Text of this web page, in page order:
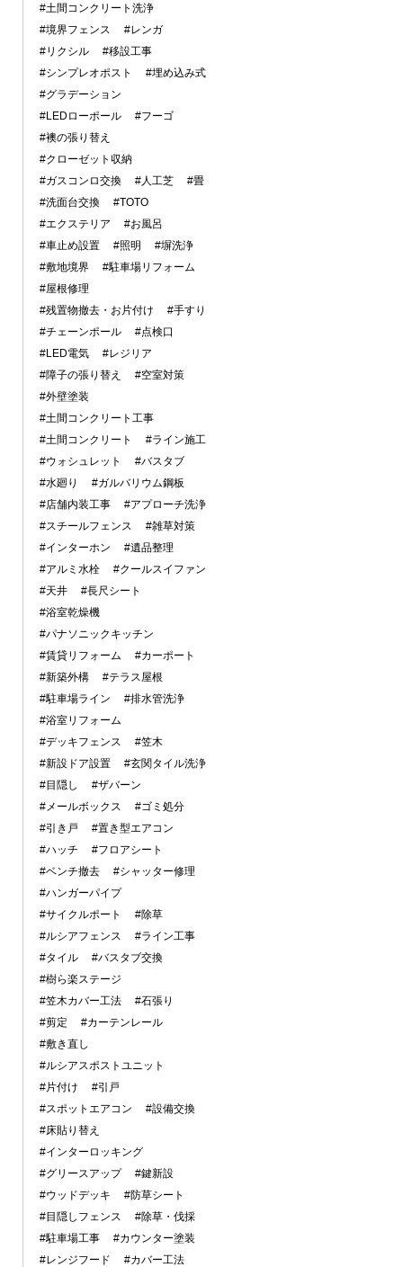
#土間コンクリート洗浄
#境界フェンス
#レンガ
#リクシル
#移設工事
#シンプレオポスト
#埋め込み式
#グラデーション
#LEDローポール
#フーゴ
#襖の張り替え
#クローゼット収納
#ガスコンロ交換
#人工芝
#畳
#洗面台交換
#TOTO
#エクステリア
#お風呂
#車止め設置
#照明
#塀洗浄
#敷地境界
#駐車場リフォーム
#屋根修理
#残置物撤去・お片付け
#手すり
#チェーンポール
#点検口
#LED電気
#レジリア
#障子の張り替え
#空室対策
#外壁塗装
#土間コンクリート工事
#土間コンクリート
#ライン施工
#ウォシュレット
#バスタブ
#水廻り
#ガルバリウム鋼板
#店舗内装工事
#アプローチ洗浄
#スチールフェンス
#雑草対策
#インターホン
#遺品整理
#アルミ水栓
#クールスイファン
#天井
#長尺シート
#浴室乾燥機
#パナソニックキッチン
#賃貸リフォーム
#カーポート
#新築外構
#テラス屋根
#駐車場ライン
#排水管洗浄
#浴室リフォーム
#デッキフェンス
#笠木
#新設ドア設置
#玄関タイル洗浄
#目隠し
#ザバーン
#メールボックス
#ゴミ処分
#引き戸
#置き型エアコン
#ハッチ
#フロアシート
#ベンチ撤去
#シャッター修理
#ハンガーパイプ
#サイクルポート
#除草
#ルシアフェンス
#ライン工事
#タイル
#バスタブ交換
#樹ら楽ステージ
#笠木カバー工法
#石張り
#剪定
#カーテンレール
#敷き直し
#ルシアスポストユニット
#片付け
#引戸
#スポットエアコン
#設備交換
#床貼り替え
#インターロッキング
#グリースアップ
#鍵新設
#ウッドデッキ
#防草シート
#目隠しフェンス
#除草・伐採
#駐車場工事
#カウンター塗装
#レンジフード
#カバー工法